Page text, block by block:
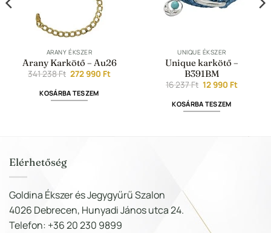
ARANY ÉKSZER
Arany Karkötő – Au26
341 238Ft Original
price
was:
341
238 Ft.
272 990 FtCurrent
KOSÁRBA TESZEM
UNIQUE ÉKSZER
Unique karkötő –
B391BM
16 237Ft Original
price
was:
16
237 Ft.
12 990 FtCurrent
KOSÁRBA TESZEM
Elérhetőség
Goldina Ékszer és Jegygyűrű Szalon
4026 Debrecen, Hunyadi János utca 24.
Telefon: +36 20 230 9899